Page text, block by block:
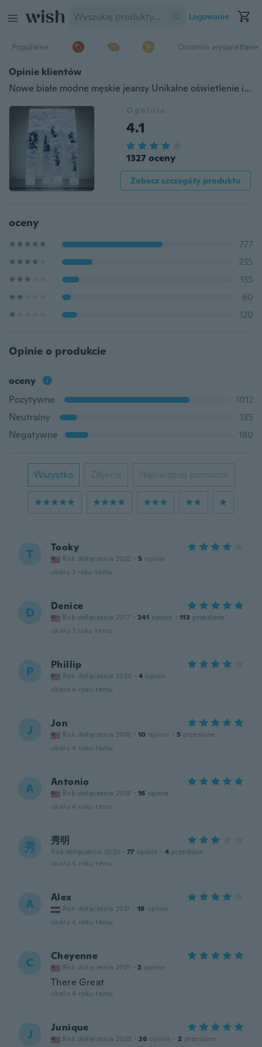
Logowanie
Popularne Ostatnio wyświetlane
Opinie klientów
Nowe białe modne męskie jeansy Unikalne oświetlenie i bieżnik Mężczyzna Drukujący bawełnę Duże rozmiary 28-40 Dżinsy męskie
Ogólnie
4.1
1327 oceny
Zobacz szczegóły produktu
oceny
777
235
135
60
120
Opinie o produkcie
oceny
Pozytywne
1012
Neutralny
135
Negatywne
180
Wszystko Zdjęcie Najbardziej pomocne
T Tooky
Rok dołączenia 2022 · 5 opinie
około 3 roku temu
D Denice
Rok dołączenia 2017 · 241 opinie · 113 przesłane
około 3 roku temu
P Phillip
Rok dołączenia 2020 · 4 opinie
około 4 roku temu
J Jon
Rok dołączenia 2018 · 10 opinie · 5 przesłane
około 4 roku temu
A Antonio
Rok dołączenia 2018 · 16 opinie
około 4 roku temu
秀 秀明
Rok dołączenia 2020 · 77 opinie · 4 przesłane
około 4 roku temu
A Alex
Rok dołączenia 2021 · 18 opinie
około 4 roku temu
C Cheyenne
Rok dołączenia 2021 · 2 opinie
There Great
około 4 roku temu
J Junique
Rok dołączenia 2020 · 26 opinie · 2 przesłane